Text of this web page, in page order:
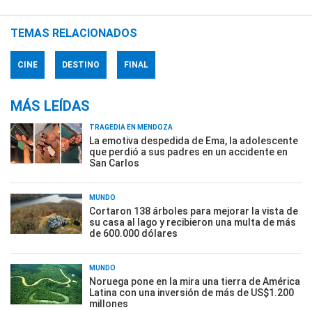
TEMAS RELACIONADOS
CINE DESTINO FINAL
MÁS LEÍDAS
TRAGEDIA EN MENDOZA
La emotiva despedida de Ema, la adolescente
que perdió a sus padres en un accidente en
San Carlos
MUNDO
Cortaron 138 árboles para mejorar la vista de
su casa al lago y recibieron una multa de más
de 600.000 dólares
MUNDO
Noruega pone en la mira una tierra de América
Latina con una inversión de más de US$1.200
millones